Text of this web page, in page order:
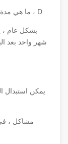
بشكل عام ،
شهر واحد بعد
يمكن استبدال
مشاكل ، في